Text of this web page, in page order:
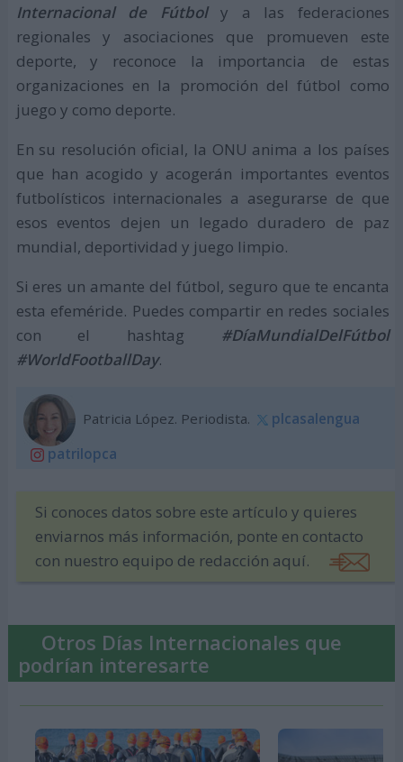
Internacional de Fútboly a las federaciones
regionales y asociaciones que promueven este
deporte, y reconoce la importancia de estas
organizaciones en la promoción del fútbol como
juego y como deporte.
En su resolución oficial, la ONU anima a los países
que han acogido y acogerán importantes eventos
futbolísticos internacionales a asegurarse de que
esos eventos dejen un legado duradero de paz
mundial, deportividad y juego limpio.
Si eres un amante del fútbol, seguro que te encanta
esta efeméride. Puedes compartir en redes sociales
con el hashtag #DíaMundialDelFútbol
#WorldFootballDay.
Patricia López. Periodista.
plcasalengua
patrilopca
Si conoces datos sobre este artículo y quieres
enviarnos más información, ponte en contacto
con nuestro equipo de redacción aquí.
Otros Días Internacionales que
podrían interesarte